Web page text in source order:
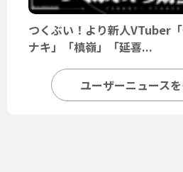
つくぶい！より新人VTuber
ナキ」「槙嶺」「延喜...
ユーザーニュース